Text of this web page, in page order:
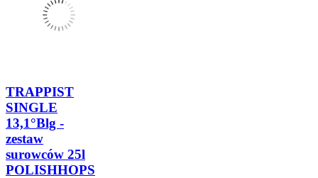
TRAPPIST
SINGLE
13,1°Blg -
zestaw
surowców 25l
POLISHHOPS